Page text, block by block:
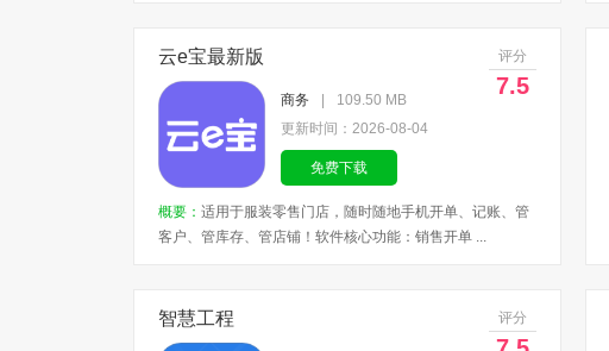
云e宝最新版 评分
7.5
商务
109.50 MB
更新时间：2026-08-04
免费下载
概要： 适用于服装零售门店，随时随地手机开单、记账、管
客户、管库存、管店铺！软件核心功能：销售开单 ...
智慧工程 评分